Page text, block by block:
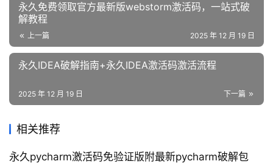
永久免费领取官方最新版webstorm激活码，一站式破
解教程
上一篇 2025 年 12 月 19 日
永久IDEA破解指南+永久IDEA激活码激活流程
下一篇
2025 年 12 月 19 日
相关推荐
永久pycharm激活码免验证版附最新pycharm破解包